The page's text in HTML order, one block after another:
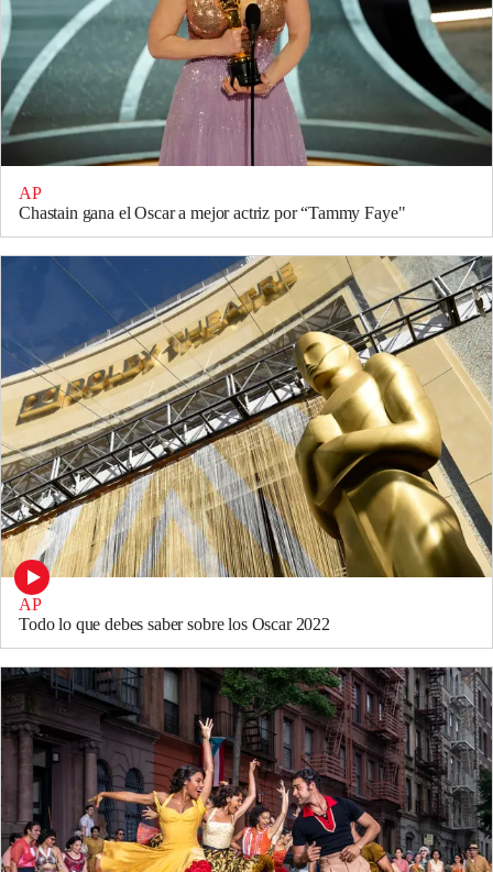
AP
Chastain gana el Oscar a mejor actriz por “Tammy Faye"
AP
Todo lo que debes saber sobre los Oscar 2022